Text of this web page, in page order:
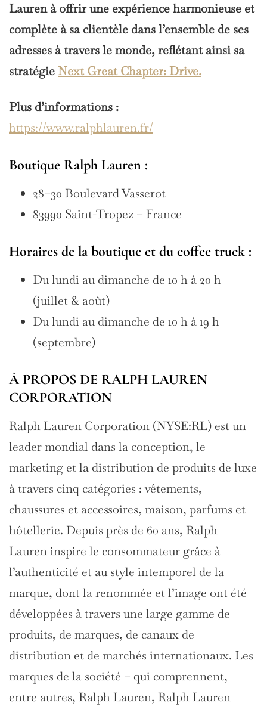
Lauren à offrir une expérience harmonieuse et
complète à sa clientèle dans l’ensemble de ses
adresses à travers le monde, reflétant ainsi sa
stratégieNext Great Chapter: Drive.
Plus d’informations :
https://www.ralphlauren.fr/
Boutique Ralph Lauren :
28–30 Boulevard Vasserot
83990 Saint-Tropez – France
Horaires de la boutique et du coffee truck :
Du lundi au dimanche de 10 h à 20 h
(juillet & août)
Du lundi au dimanche de 10 h à 19 h
(septembre)
À PROPOS DE RALPH LAUREN
CORPORATION
Ralph Lauren Corporation (NYSE:RL) est un
leader mondial dans la conception, le
marketing et la distribution de produits de luxe
à travers cinq catégories : vêtements,
chaussures et accessoires, maison, parfums et
hôtellerie. Depuis près de 60 ans, Ralph
Lauren inspire le consommateur grâce à
l’authenticité et au style intemporel de la
marque, dont la renommée et l’image ont été
développées à travers une large gamme de
produits, de marques, de canaux de
distribution et de marchés internationaux. Les
marques de la société – qui comprennent,
entre autres, Ralph Lauren, Ralph Lauren